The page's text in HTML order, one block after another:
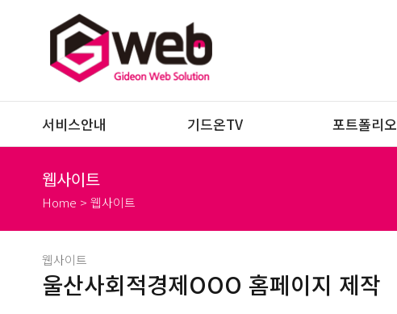
서비스안내 기드온TV 포트폴리오
웹사이트
Home > 웹사이트
웹사이트
울산사회적경제OOO 홈페이지 제작